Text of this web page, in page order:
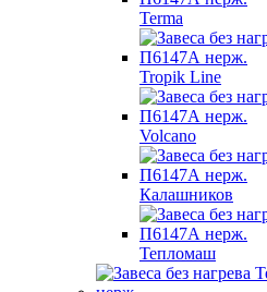
Terma
Tropik Line
Volcano
Калашников
Тепломаш